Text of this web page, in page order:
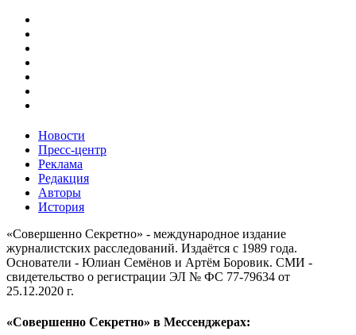
Новости
Пресс-центр
Реклама
Редакция
Авторы
История
«Совершенно Секретно» - международное издание
журналистских расследований. Издаётся с 1989 года.
Основатели - Юлиан Семёнов и Артём Боровик. CМИ -
свидетельство о регистрации ЭЛ № ФС 77-79634 от
25.12.2020 г.
«Совершенно Секретно» в Мессенджерах: